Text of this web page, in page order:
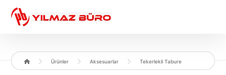
Ürünler Aksesuarlar Tekerlekli Tabure